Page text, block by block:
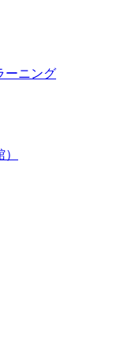
ーニング